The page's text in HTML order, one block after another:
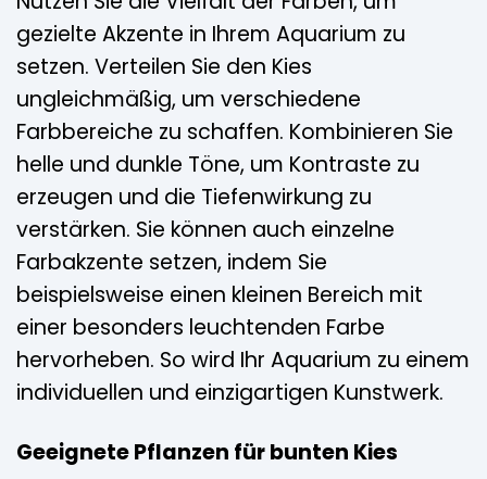
gezielte Akzente in Ihrem Aquarium zu
setzen. Verteilen Sie den Kies
ungleichmäßig, um verschiedene
Farbbereiche zu schaffen. Kombinieren Sie
helle und dunkle Töne, um Kontraste zu
erzeugen und die Tiefenwirkung zu
verstärken. Sie können auch einzelne
Farbakzente setzen, indem Sie
beispielsweise einen kleinen Bereich mit
einer besonders leuchtenden Farbe
hervorheben. So wird Ihr Aquarium zu einem
individuellen und einzigartigen Kunstwerk.
Geeignete Pflanzen für bunten Kies